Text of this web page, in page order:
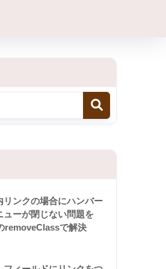
リンクの場合にハンバー
ューが閉じない問題を
removeClassで解決